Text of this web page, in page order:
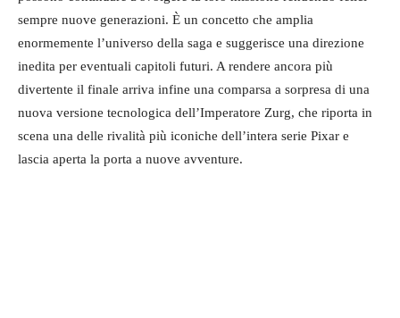
sempre nuove generazioni. È un concetto che amplia
enormemente l’universo della saga e suggerisce una direzione
inedita per eventuali capitoli futuri. A rendere ancora più
divertente il finale arriva infine una comparsa a sorpresa di una
nuova versione tecnologica dell’Imperatore Zurg, che riporta in
scena una delle rivalità più iconiche dell’intera serie Pixar e
lascia aperta la porta a nuove avventure.